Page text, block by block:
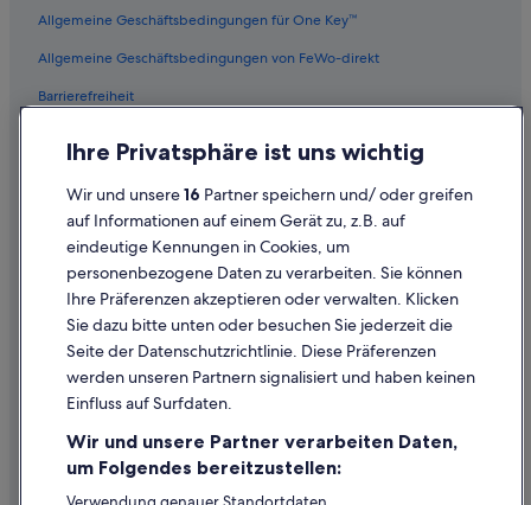
Allgemeine Geschäftsbedingungen für One Key™
Allgemeine Geschäftsbedingungen von FeWo-direkt
Barrierefreiheit
Inhaltsrichtlinien und Melden von Inhalten
Hilfe
Hilfe
Flug stornieren
Rückerstattungsdauer
Expedia-Gutschein einlösen
Ihre Privatsphäre ist uns wichtig
Wir und unsere16 Partner speichern und/ oder greifen
auf Informationen auf einem Gerät zu, z.B. auf
eindeutige Kennungen in Cookies, um
personenbezogene Daten zu verarbeiten. Sie können
Ihre Präferenzen akzeptieren oder verwalten. Klicken
Sie dazu bitte unten oder besuchen Sie jederzeit die
Seite der Datenschutzrichtlinie. Diese Präferenzen
werden unseren Partnern signalisiert und haben keinen
Einfluss auf Surfdaten.
Wir und unsere Partner verarbeiten Daten,
um Folgendes bereitzustellen: